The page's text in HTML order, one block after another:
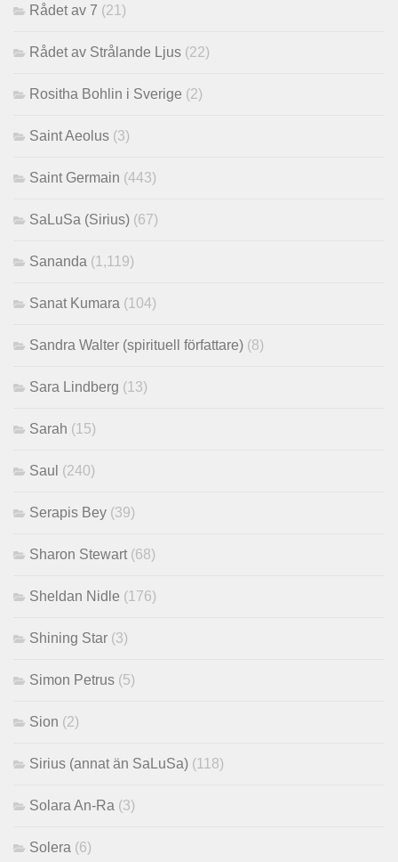
Rådet av 7 (21)
Rådet av Strålande Ljus (22)
Rositha Bohlin i Sverige (2)
Saint Aeolus (3)
Saint Germain (443)
SaLuSa (Sirius) (67)
Sananda (1,119)
Sanat Kumara (104)
Sandra Walter (spirituell författare) (8)
Sara Lindberg (13)
Sarah (15)
Saul (240)
Serapis Bey (39)
Sharon Stewart (68)
Sheldan Nidle (176)
Shining Star (3)
Simon Petrus (5)
Sion (2)
Sirius (annat än SaLuSa) (118)
Solara An-Ra (3)
Solera (6)